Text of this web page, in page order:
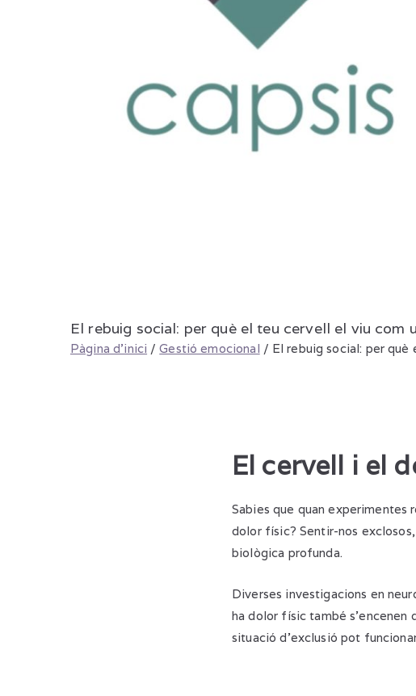
El rebuig social: per què el teu cervell el viu com
Pàgina d'inici Gestió emocional El rebuig social: per
El cervell i el
Sabies que quan experimentes
dolor físic? Sentir-nos
biològica profunda.
Diverses investigacions en
ha dolor físic també s’encenen
situació d’exclusió pot